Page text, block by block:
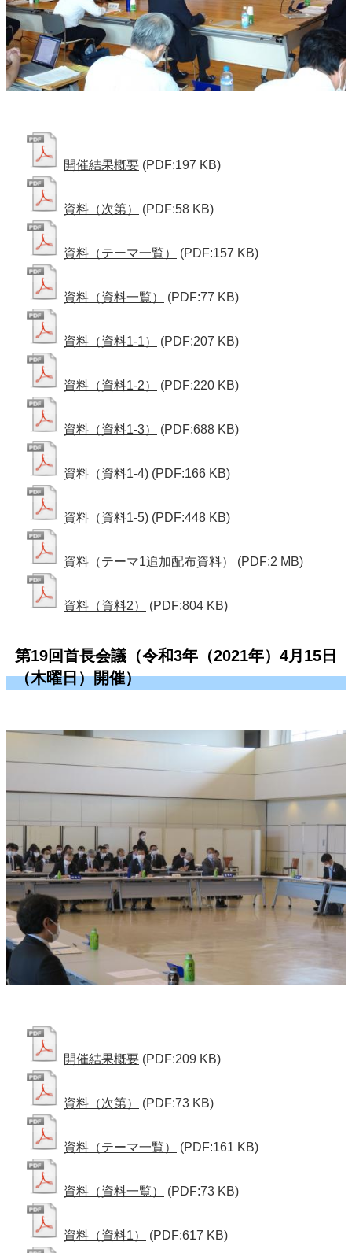
開催結果概要 (PDF:197 KB)
資料（次第） (PDF:58 KB)
資料（テーマ一覧） (PDF:157 KB)
資料（資料一覧） (PDF:77 KB)
資料（資料1-1） (PDF:207 KB)
資料（資料1-2） (PDF:220 KB)
資料（資料1-3） (PDF:688 KB)
資料（資料1-4) (PDF:166 KB)
資料（資料1-5) (PDF:448 KB)
資料（テーマ1追加配布資料） (PDF:2 MB)
資料（資料2） (PDF:804 KB)
第19回首長会議（令和3年（2021年）4月15日
（木曜日）開催）
開催結果概要 (PDF:209 KB)
資料（次第） (PDF:73 KB)
資料（テーマ一覧） (PDF:161 KB)
資料（資料一覧） (PDF:73 KB)
資料（資料1） (PDF:617 KB)